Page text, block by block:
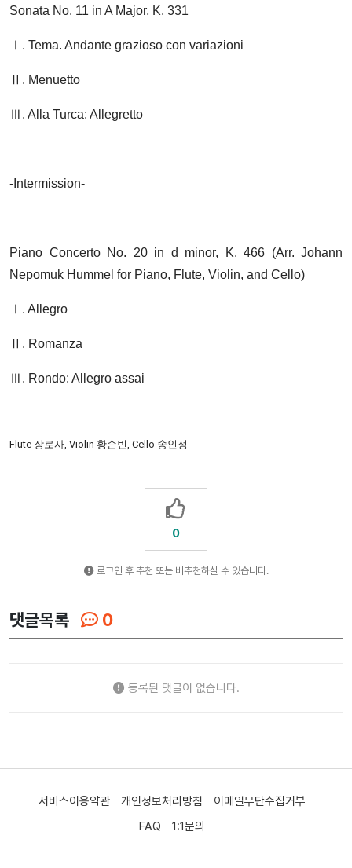
Sonata No. 11 in A Major, K. 331
Ⅰ. Tema. Andante grazioso con variazioni
Ⅱ. Menuetto
Ⅲ. Alla Turca: Allegretto
-Intermission-
Piano Concerto No. 20 in d minor, K. 466 (Arr. Johann
Nepomuk Hummel for Piano, Flute, Violin, and Cello)
Ⅰ. Allegro
Ⅱ. Romanza
Ⅲ. Rondo: Allegro assai
Flute 장로사, Violin 황순빈, Cello 송인정
0
로그인 후 추천 또는 비추천하실 수 있습니다.
댓글목록 0
등록된 댓글이 없습니다.
서비스이용약관 개인정보처리방침
이메일무단수집거부
FAQ
1:1문의